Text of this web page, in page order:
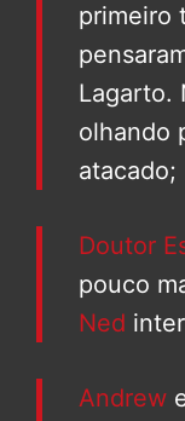
primeiro
Lagarto.
olhando
atacado;
Doutor
pouco
Ned
Andrew